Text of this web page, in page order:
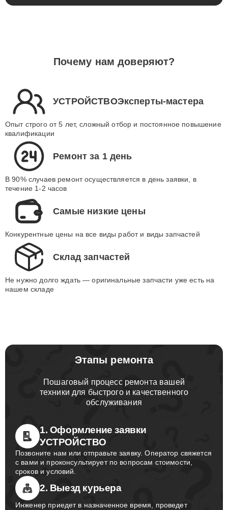
Почему нам доверяют?
УСТРОЙСТВОЭксперты-мастера
Опыт строго от 5 лет, сложный отбор и постоянное повышение
квалификации
Ремонт за 1 день
В 90% случаев ремонт осуществляется в день заявки, в
течение 1-2 часов
Самые низкие цены
Конкурентные цены на все виды работ и виды запчастей
Склад запчастей
Не нужно долго ждать — оригинальные запчасти уже есть на
нашем складе
Этапы ремонта
Пошаговый процесс ремонта вашей
техники для быстрого и качественного
обслуживания
1. Оформление заявки
УСТРОЙСТВО
Позвоните нам или отправьте заявку. Оператор свяжется
с вами и проконсультирует по вопросам стоимости,
сроков и условий.
2. Выезд курьера
Инженер приедет в назначенное время, проведет